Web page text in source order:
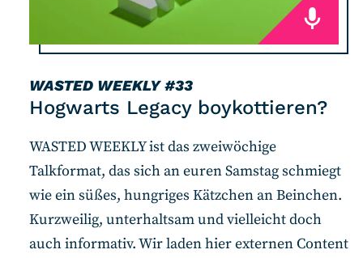
WASTED WEEKLY#33
Hogwarts Legacy boykottieren?
WASTED WEEKLY ist das zweiwöchige
Talkformat, das sich an euren Samstag schmiegt
wie ein süßes, hungriges Kätzchen an Beinchen.
Kurzweilig, unterhaltsam und vielleicht doch
auch informativ. Wir laden hier externen Content